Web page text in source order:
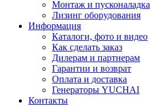
Монтаж и пусконаладка
Лизинг оборудования
Информация
Каталоги, фото и видео
Как сделать заказ
Дилерам и партнерам
Гарантии и возврат
Оплата и доставка
Генераторы YUCHAI
Контакты